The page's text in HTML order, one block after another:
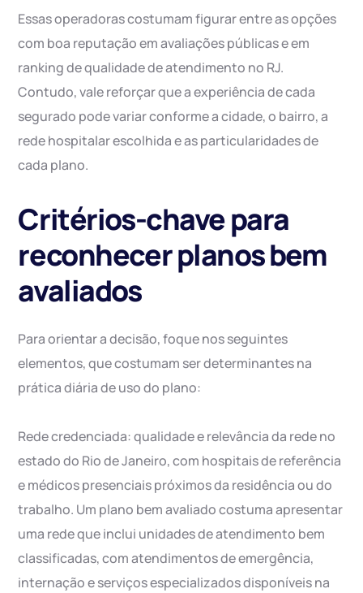
Essas operadoras costumam figurar entre as opções
com boa reputação em avaliações públicas e em
ranking de qualidade de atendimento no RJ.
Contudo, vale reforçar que a experiência de cada
segurado pode variar conforme a cidade, o bairro, a
rede hospitalar escolhida e as particularidades de
cada plano.
Critérios-chave para
reconhecer planos bem
avaliados
Para orientar a decisão, foque nos seguintes
elementos, que costumam ser determinantes na
prática diária de uso do plano:
Rede credenciada: qualidade e relevância da rede no
estado do Rio de Janeiro, com hospitais de referência
e médicos presenciais próximos da residência ou do
trabalho. Um plano bem avaliado costuma apresentar
uma rede que inclui unidades de atendimento bem
classificadas, com atendimentos de emergência,
internação e serviços especializados disponíveis na